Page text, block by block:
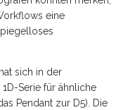
eine
sich in der
Serie für ähnliche
Pendant zur D5). Die